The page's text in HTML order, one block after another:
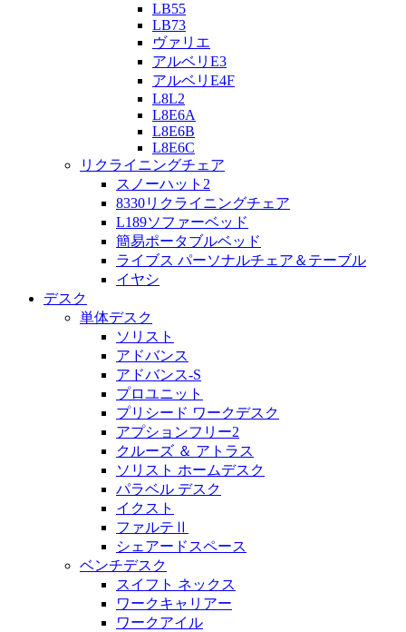
LB55
LB73
ヴァリエ
アルベリE3
アルベリE4F
L8L2
L8E6A
L8E6B
L8E6C
リクライニングチェア
スノーハット2
8330リクライニングチェア
L189ソファーベッド
簡易ポータブルベッド
ライブス パーソナルチェア＆テーブル
イヤシ
デスク
単体デスク
ソリスト
アドバンス
アドバンス-S
プロユニット
プリシード ワークデスク
アプションフリー2
クルーズ ＆ アトラス
ソリスト ホームデスク
パラベル デスク
イクスト
ファルテⅡ
シェアードスペース
ベンチデスク
スイフト ネックス
ワークキャリアー
ワークアイル